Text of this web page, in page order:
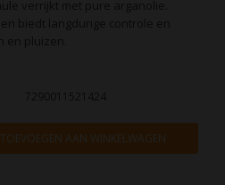
TOEVOEGEN AAN WINKELWAGEN